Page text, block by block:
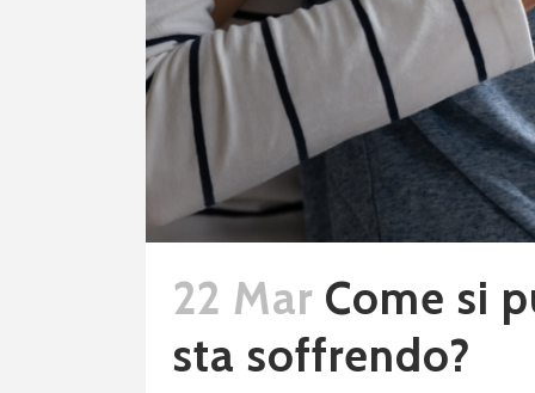
22 Mar Come si
sta soffrendo?